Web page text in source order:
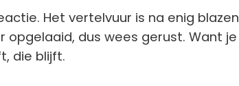
Het vertelvuur is na enig blazen
opgelaaid, dus wees gerust. Want je
die blijft.